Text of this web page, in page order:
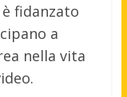
fidanzato
a
nella vita